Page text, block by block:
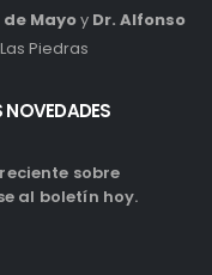
de Mayoy Dr. Alfonso
Piedras
NOVEDADES
sobre
al boletín hoy.